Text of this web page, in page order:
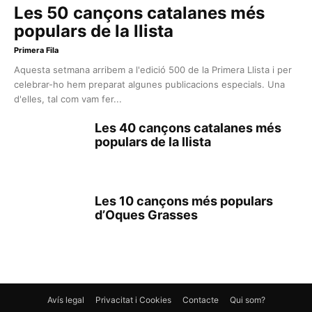
Les 50 cançons catalanes més
populars de la llista
Primera Fila
Aquesta setmana arribem a l'edició 500 de la Primera Llista i per
celebrar-ho hem preparat algunes publicacions especials. Una
d'elles, tal com vam fer...
Les 40 cançons catalanes més
populars de la llista
Les 10 cançons més populars
d’Oques Grasses
Avís legal Privacitat i Cookies Contacte Qui som?